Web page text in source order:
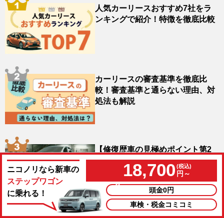
ニコノリなら新車の
ステップワゴン
に乗れる！
18,700 円～
頭金0円
車検・税金コミコミ
人気カーリースおすすめ7社をラ
ンキングで紹介！特徴を徹底比較
カーリースの審査基準を徹底比
較！審査基準と通らない理由、対
処法も解説
【修復歴車の見極めポイント第2
回】フロント編「コアサポート」